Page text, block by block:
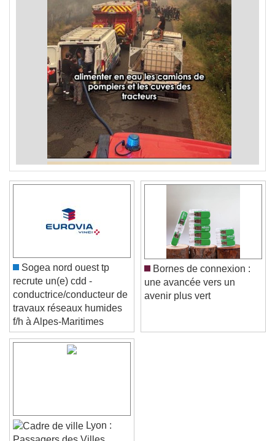
Sogea nord ouest tp
recrute un(e) cdd -
conductrice/conducteur de
travaux réseaux humides
f/h à Alpes-Maritimes
Bornes de connexion :
une avancée vers un
Lyon :